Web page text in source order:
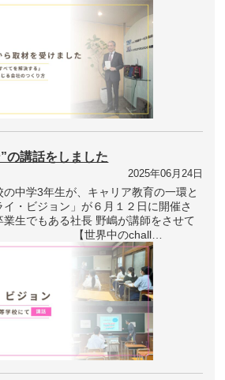
の講話をしました
2025年06月24日
中学3年生が、キャリア教育の一環と
イ・ビジョン」が６月１２日に開催さ
生でもある社長 野嶋が講師をさせて
！ 【世界中のchall…